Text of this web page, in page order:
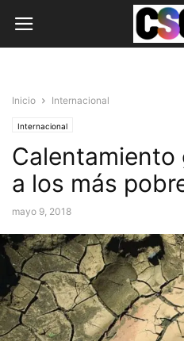
Inicio Internacional
Internacional
a los más
mayo 9, 2018